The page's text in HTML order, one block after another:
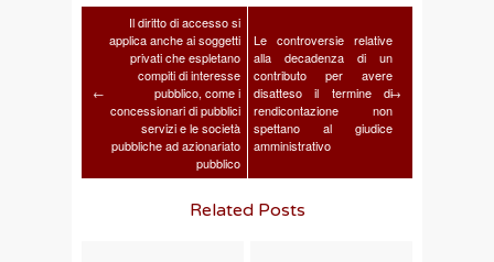
←
Il diritto di accesso si
applica anche ai soggetti
privati che espletano
compiti di interesse
pubblico, come i
concessionari di pubblici
servizi e le società
pubbliche ad azionariato
pubblico
Le controversie relative
alla decadenza di un
contributo per avere
disatteso il termine di
rendicontazione non
spettano al giudice
amministrativo
→
Related Posts